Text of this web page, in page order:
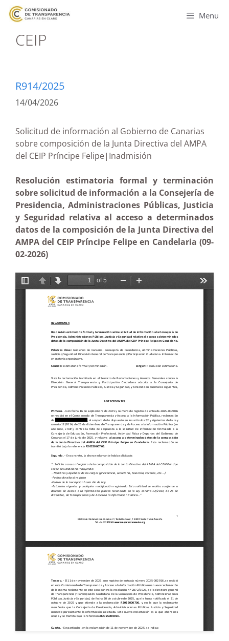
Menu
CEIP
R914/2025
14/04/2026
Solicitud de información al Gobierno de Canarias
sobre composición de la Junta Directiva del AMPA
del CEIP Príncipe Felipe|Inadmisión
Resolución estimatoria formal y terminación
sobre solicitud de información a la Consejería de
Presidencia, Administraciones Públicas, Justicia
y Seguridad relativa al acceso a determinados
datos de la composición de la Junta Directiva del
AMPA del CEIP Príncipe Felipe en Candelaria (09-
02-2026)